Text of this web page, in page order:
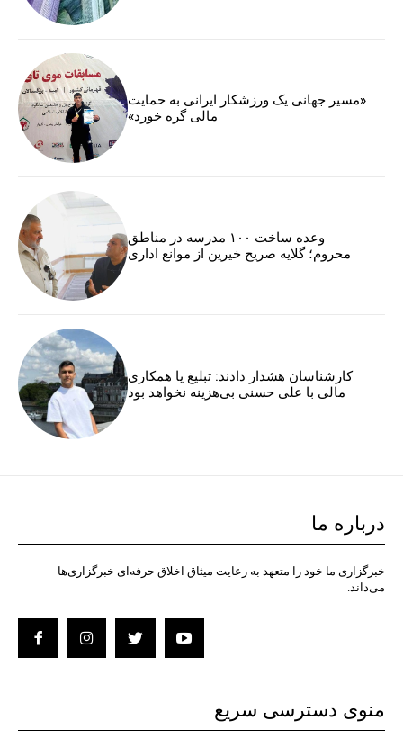
«مسیر جهانی یک ورزشکار ایرانی به حمایت
مالی گره خورد»
وعده ساخت ۱۰۰ مدرسه در مناطق
محروم؛ گلایه صریح خیرین از موانع اداری
کارشناسان هشدار دادند: تبلیغ یا همکاری
مالی با علی حسنی بی‌هزینه نخواهد بود
درباره ما
خبرگزاری ما خود را متعهد به رعایت میثاق اخلاق حرفه‌ای خبرگزاری‌ها
می‌داند.
منوی دسترسی سریع